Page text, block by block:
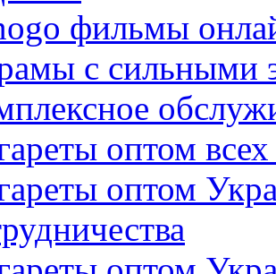
фильмы
с сильными
оптом
оптом